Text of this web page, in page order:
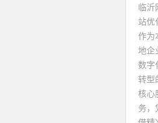
临沂
站优
作为
地企
数字
转型
核心
务，